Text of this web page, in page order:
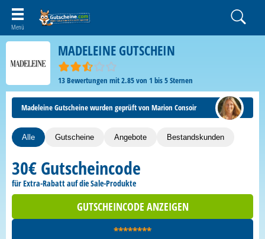
MADELEINE GUTSCHEIN
13Bewertungen mit2.85von 1 bis5Sternen
Madeleine Gutscheine wurden geprüft von Marion Consoir
Alle Gutscheine Angebote Bestandskunden
30€ Gutscheincode
für Extra-Rabatt auf die Sale-Produkte
GUTSCHEINCODE ANZEIGEN
********